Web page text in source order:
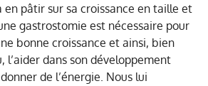
pâtir sur sa croissance en taille et
gastrostomie est nécessaire pour
bonne croissance et ainsi, bien
l’aider dans son développement
de l’énergie. Nous lui